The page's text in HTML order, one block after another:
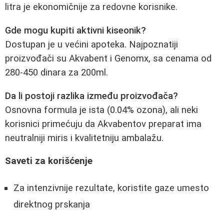
litra je ekonomičnije za redovne korisnike.
Gde mogu kupiti aktivni kiseonik?
Dostupan je u većini apoteka. Najpoznatiji
proizvođači su Akvabent i Genomx, sa cenama od
280-450 dinara za 200ml.
Da li postoji razlika između proizvođača?
Osnovna formula je ista (0.04% ozona), ali neki
korisnici primećuju da Akvabentov preparat ima
neutralniji miris i kvalitetniju ambalažu.
Saveti za korišćenje
Za intenzivnije rezultate, koristite gaze umesto
direktnog prskanja